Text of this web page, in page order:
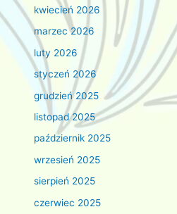
kwiecień 2026
marzec 2026
luty 2026
styczeń 2026
grudzień 2025
listopad 2025
październik 2025
wrzesień 2025
sierpień 2025
czerwiec 2025